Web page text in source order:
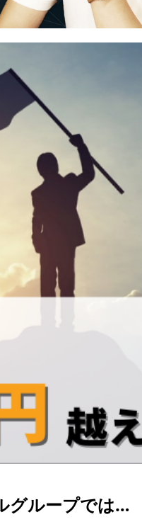
グループでは…